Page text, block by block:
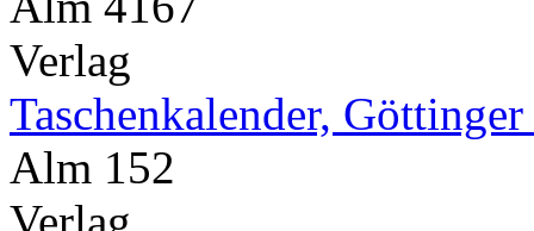
Verlag
Taschenkalender,
Alm 152
Verlag